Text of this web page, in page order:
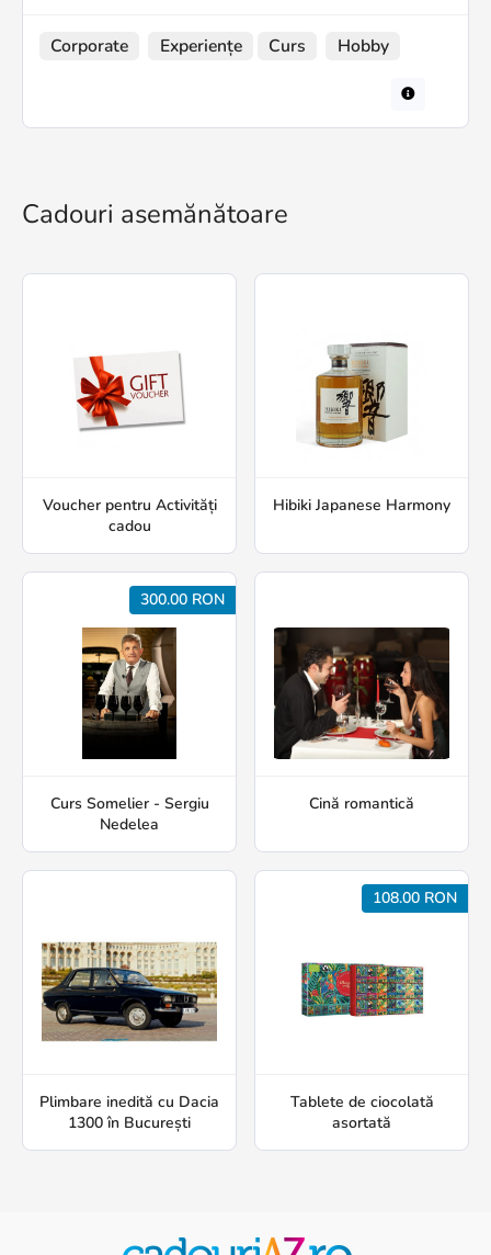
Corporate Experiențe Curs Hobby
Cadouri asemănătoare
Voucher pentru Activități
cadou
Hibiki Japanese Harmony
300.00 RON
Curs Somelier - Sergiu
Nedelea
Cină romantică
Plimbare inedită cu Dacia
1300 în București
108.00 RON
Tablete de ciocolată
asortată